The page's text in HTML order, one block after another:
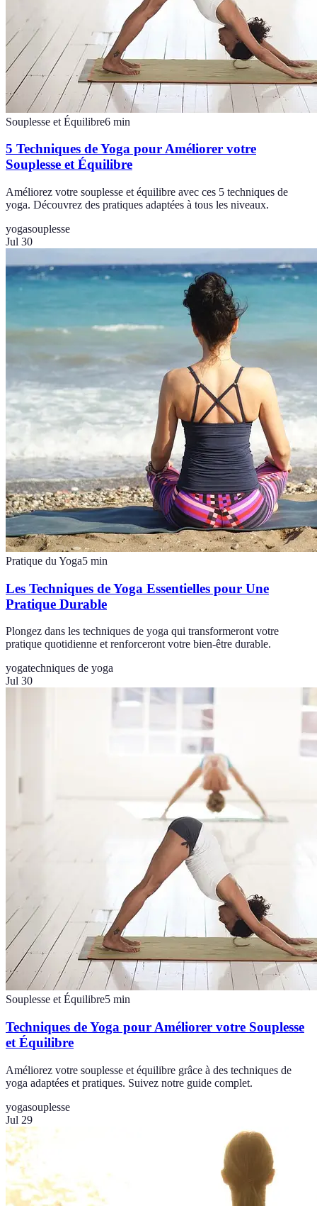
Souplesse et Équilibre6 min
5 Techniques de Yoga pour Améliorer votre
Souplesse et Équilibre
Améliorez votre souplesse et équilibre avec ces 5 techniques de
yoga. Découvrez des pratiques adaptées à tous les niveaux.
yogasouplesse
Jul 30
Pratique du Yoga5 min
Les Techniques de Yoga Essentielles pour Une
Pratique Durable
Plongez dans les techniques de yoga qui transformeront votre
pratique quotidienne et renforceront votre bien-être durable.
yogatechniques de yoga
Jul 30
Souplesse et Équilibre5 min
Techniques de Yoga pour Améliorer votre Souplesse
et Équilibre
Améliorez votre souplesse et équilibre grâce à des techniques de
yoga adaptées et pratiques. Suivez notre guide complet.
yogasouplesse
Jul 29